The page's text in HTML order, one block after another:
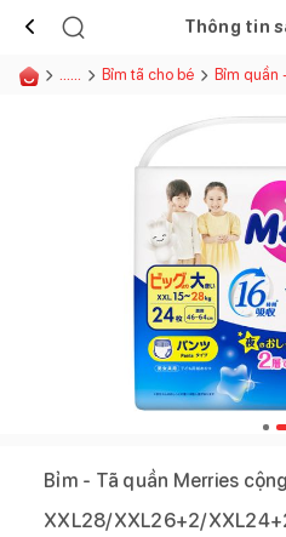
Thông tin
...... Bỉm tã cho bé Bỉm quần
Bỉm - Tã quần Merries
XXL28/XXL26+2/